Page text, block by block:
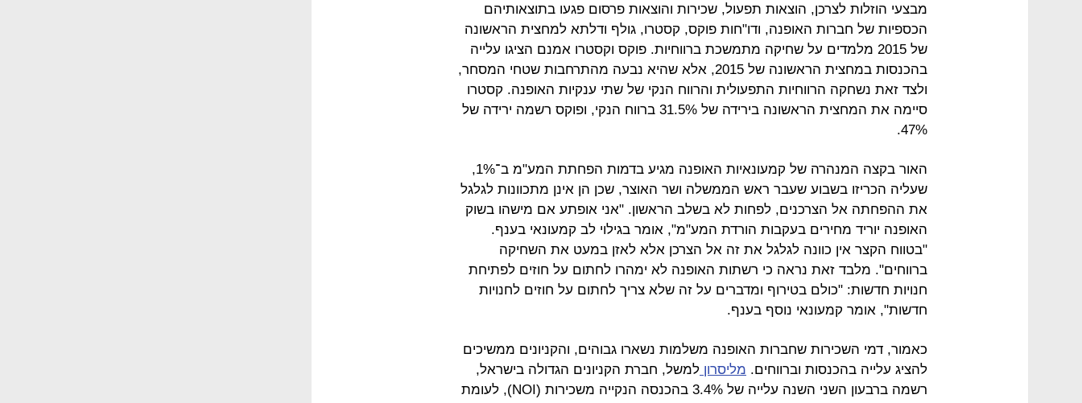
מבצעי הוזלות לצרכן, הוצאות תפעול, שכירות והוצאות פרסום פגעו בתוצאותיהם
הכספיות של חברות האופנה, ודו"חות פוקס, קסטרו, גולף ודלתא למחצית הראשונה
של 2015 מלמדים על שחיקה מתמשכת ברווחיות. פוקס וקסטרו אמנם הציגו עלייה
בהכנסות במחצית הראשונה של 2015, אלא שהיא נבעה מהתרחבות שטחי המסחר,
ולצד זאת נשחקה הרווחיות התפעולית והרווח הנקי של שתי ענקיות האופנה. קסטרו
סיימה את המחצית הראשונה בירידה של 31.5% ברווח הנקי, ופוקס רשמה ירידה של
47%.
האור בקצה המנהרה של קמעונאיות האופנה מגיע בדמות הפחתת המע"מ ב־1%,
שעליה הכריזו בשבוע שעבר ראש הממשלה ושר האוצר, שכן הן אינן מתכוונות לגלגל
את ההפחתה אל הצרכנים, לפחות לא בשלב הראשון. "אני אופתע אם מישהו בשוק
האופנה יוריד מחירים בעקבות הורדת המע"מ", אומר בגילוי לב קמעונאי בענף.
"בטווח הקצר אין כוונה לגלגל את זה אל הצרכן אלא לאזן במעט את השחיקה
ברווחים". מלבד זאת נראה כי רשתות האופנה לא ימהרו לחתום על חוזים לפתיחת
חנויות חדשות: "כולם בטירוף ומדברים על זה שלא צריך לחתום על חוזים לחנויות
חדשות", אומר קמעונאי נוסף בענף.
כאמור, דמי השכירות שחברות האופנה משלמות נשארו גבוהים, והקניונים ממשיכים
להציג עלייה בהכנסות וברווחים. מליסרון למשל, חברת הקניונים הגדולה בישראל,
רשמה ברבעון השני השנה עלייה של 3.4% בהכנסה הנקייה משכירות (NOI), לעומת